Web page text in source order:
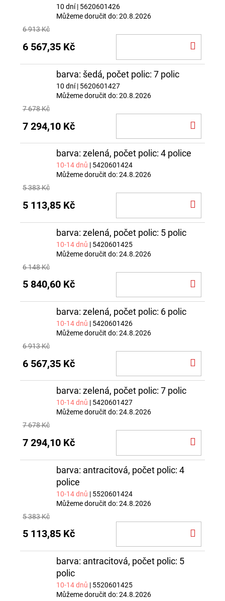
10 dní| 5620601426
Můžeme doručit do:20.8.2026
6 913 Kč
6 567,35 Kč
barva: šedá, počet polic: 7 polic
10 dní| 5620601427
Můžeme doručit do:20.8.2026
7 678 Kč
7 294,10 Kč
barva: zelená, počet polic: 4 police
10-14 dnů | 5420601424
Můžeme doručit do:24.8.2026
5 383 Kč
5 113,85 Kč
barva: zelená, počet polic: 5 polic
10-14 dnů | 5420601425
Můžeme doručit do:24.8.2026
6 148 Kč
5 840,60 Kč
barva: zelená, počet polic: 6 polic
10-14 dnů | 5420601426
Můžeme doručit do:24.8.2026
6 913 Kč
6 567,35 Kč
barva: zelená, počet polic: 7 polic
10-14 dnů | 5420601427
Můžeme doručit do:24.8.2026
7 678 Kč
7 294,10 Kč
barva: antracitová, počet polic: 4
police
10-14 dnů | 5520601424
Můžeme doručit do:24.8.2026
5 383 Kč
5 113,85 Kč
barva: antracitová, počet polic: 5
polic
10-14 dnů | 5520601425
Můžeme doručit do:24.8.2026